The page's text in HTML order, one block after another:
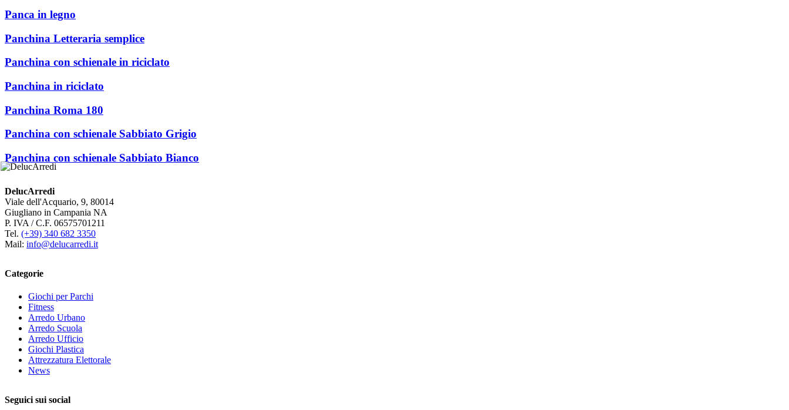
Panca in legno
Panchina Letteraria semplice
Panchina con schienale in riciclato
Panchina in riciclato
Panchina Roma 180
Panchina con schienale Sabbiato Grigio
Panchina con schienale Sabbiato Bianco
DelucArredi
Viale dell'Acquario, 9, 80014
Giugliano in Campania NA
P. IVA / C.F. 06575701211
Tel. (+39) 340 682 3350
Mail: info@delucarredi.it
Categorie
Giochi per Parchi
Fitness
Arredo Urbano
Arredo Scuola
Arredo Ufficio
Giochi Plastica
Attrezzatura Elettorale
News
Seguici sui social